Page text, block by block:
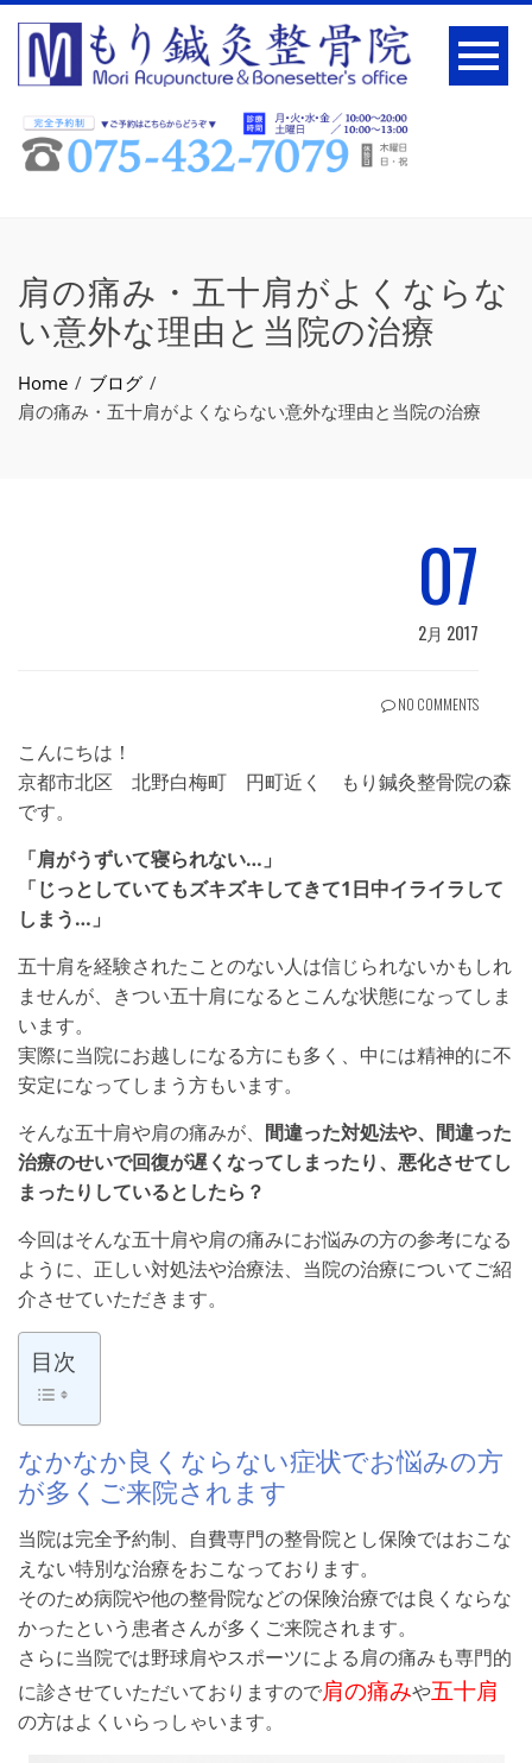
肩の痛み・五十肩がよくならな
い意外な理由と当院の治療
Home
ブログ
肩の痛み・五十肩がよくならない意外な理由と当院の治療
07
2月 2017
NO COMMENTS
こんにちは！
京都市北区 北野白梅町 円町近く もり鍼灸整骨院の森
です。
「肩がうずいて寝られない…」
「じっとしていてもズキズキしてきて1日中イライラして
しまう…」
五十肩を経験されたことのない人は信じられないかもしれ
ませんが、きつい五十肩になるとこんな状態になってしま
います。
実際に当院にお越しになる方にも多く、中には精神的に不
安定になってしまう方もいます。
そんな五十肩や肩の痛みが、 間違った対処法や、間違った
治療のせいで回復が遅くなってしまったり、悪化させてし
まったりしているとしたら？
今回はそんな五十肩や肩の痛みにお悩みの方の参考になる
ように、正しい対処法や治療法、当院の治療についてご紹
介させていただきます。
目次
なかなか良くならない症状でお悩みの方
が多くご来院されます
当院は完全予約制、自費専門の整骨院とし保険ではおこな
えない特別な治療をおこなっております。
そのため病院や他の整骨院などの保険治療では良くならな
かったという患者さんが多くご来院されます。
さらに当院では野球肩やスポーツによる肩の痛みも専門的
に診させていただいておりますので肩の痛みや五十肩
の方はよくいらっしゃいます。